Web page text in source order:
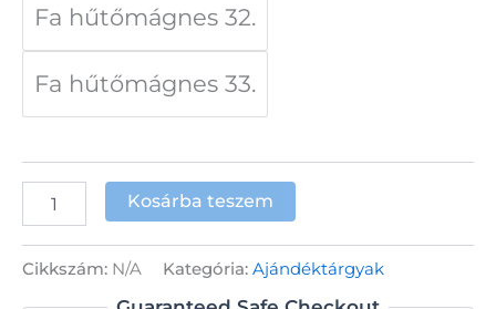
Fa hűtőmágnes 32.
Fa hűtőmágnes 33.
hűtőmágnes
lapos
mennyiség
Kosárba teszem
Cikkszám: N/A Kategória: Ajándéktárgyak